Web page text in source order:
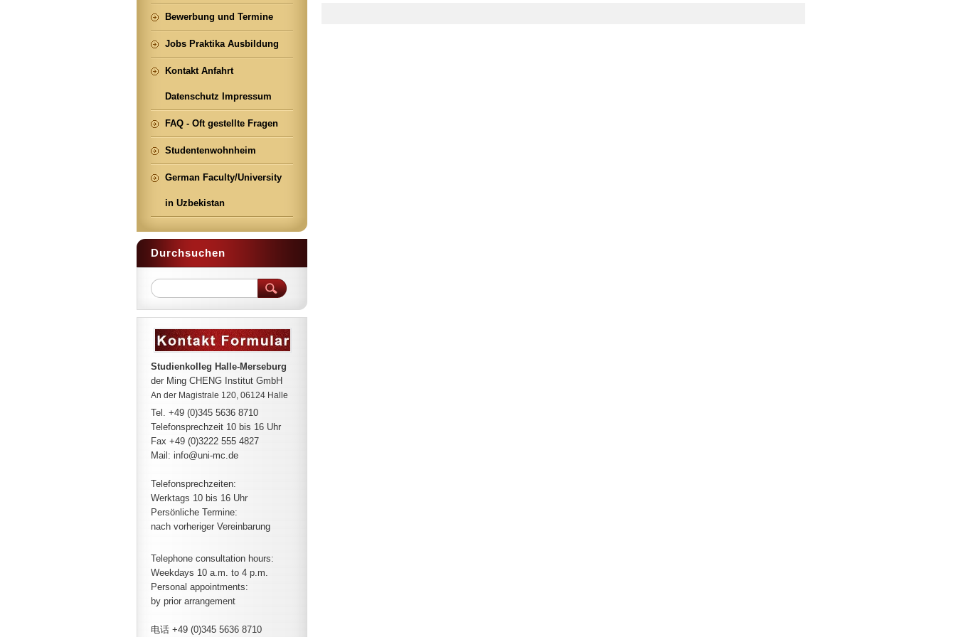
Bewerbung und Termine
Jobs Praktika Ausbildung
Kontakt Anfahrt
Datenschutz Impressum
FAQ - Oft gestellte Fragen
Studentenwohnheim
German Faculty/University
in Uzbekistan
Durchsuchen
Studienkolleg Halle-Merseburg
der Ming CHENG Institut GmbH
An der Magistrale 120, 06124 Halle
Tel. +49 (0)345 5636 8710
Telefonsprechzeit 10 bis 16 Uhr
Fax +49 (0)3222 555 4827
Mail: info@uni-mc.de
Telefonsprechzeiten:
Werktags 10 bis 16 Uhr
Persönliche Termine:
nach vorheriger Vereinbarung
Telephone consultation hours:
Weekdays 10 a.m. to 4 p.m.
Personal appointments:
by prior arrangement
电话 +49 (0)345 5636 8710